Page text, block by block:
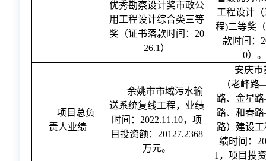
优秀勘察设计奖市政公
用工程设计综合类三等
奖（证书落款时间：20
26.1）
工程设计
程)二等奖
款时间：
0）。
项目 总负
责人业绩
余姚市市域污水输
送系统复线工程，业绩
时间： 2022.11.10，项
目投资额：20127.2368
万元。
安庆市
（老峰路
路、金星
路、和春
路）建设
绩时间：
1，项目投